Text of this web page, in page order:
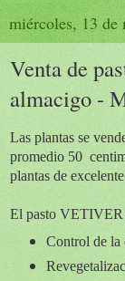
miércoles, 13 de
Venta de
almacigo -
Las plantas se
promedio 50
plantas de
El pasto VETIVER
Control de la